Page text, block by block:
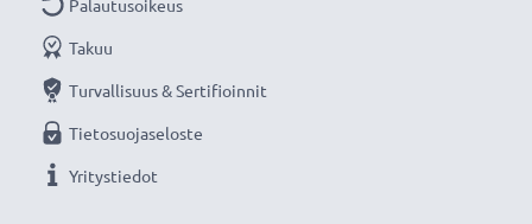
FW50)
Jatkuvasti virtaa Sony kameraasi subtel
verkkolaitteella. Tilaa nyt, 3 vuoden takuu!
Palautusoikeus
Takuu
Turvallisuus & Sertifioinnit
Tietosuojaseloste
Yritystiedot